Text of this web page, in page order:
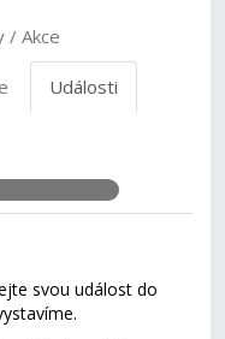
/ Akce
Události
svou událost do